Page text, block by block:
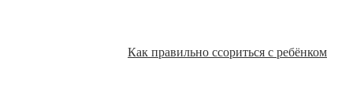
Как правильно ссориться с ребёнком